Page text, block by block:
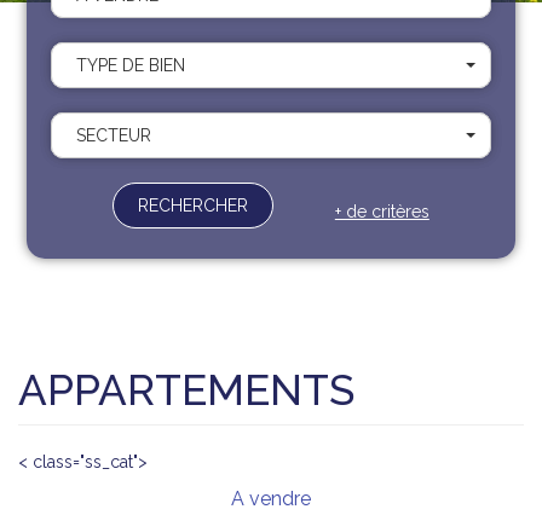
Recrutement
Contact
Documents
TYPE DE BIEN
SECTEUR
RECHERCHER + de critères
APPARTEMENTS
< class="ss_cat">
A vendre